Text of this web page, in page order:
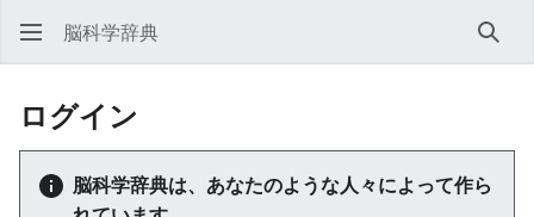
脳科学辞典 検索
ログイン
脳科学辞典は、あなたのような人々によって作ら